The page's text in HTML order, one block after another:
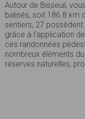
Autour de Bisseuil,
balisés, soit 186.8 km
sentiers, 27
grâce à l'application
ces randonnées
nombreux éléments
réserves naturelles,